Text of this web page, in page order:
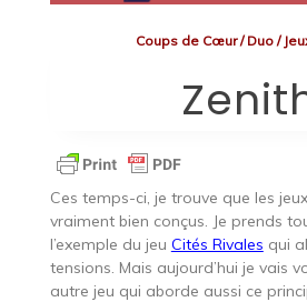
Coups de Cœur/Duo /
Ces temps-ci, je trouve que les
vraiment bien conçus. Je prends
l’exemple du jeu Cités Rivales qui
tensions. Mais aujourd’hui je vais
autre jeu qui aborde aussi ce